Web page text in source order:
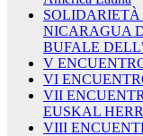
SOLIDARIETÀ
NICARAGUA
BUFALE
V
VI
VII
EUSKAL
VIII